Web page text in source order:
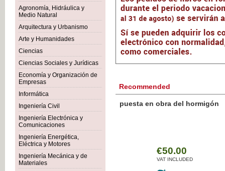
Agronomía, Hidráulica y
Medio Natural
Arquitectura y Urbanismo
Arte y Humanidades
Ciencias
Ciencias Sociales y Jurídicas
Economía y Organización de
Empresas
Informática
Ingeniería Civil
Ingeniería Electrónica y
Comunicaciones
Ingeniería Energética,
Eléctrica y Motores
Ingeniería Mecánica y de
Materiales
Recommended
Botánica Agroalimentaria